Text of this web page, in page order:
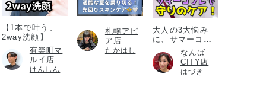
【1本で叶う、
2way洗顔】
有楽町マ
ルイ店
けんしん
札幌アピ
ア店
たかはし
大人の3大悩み
に、サマーコフ
なんば
CITY店
はづき